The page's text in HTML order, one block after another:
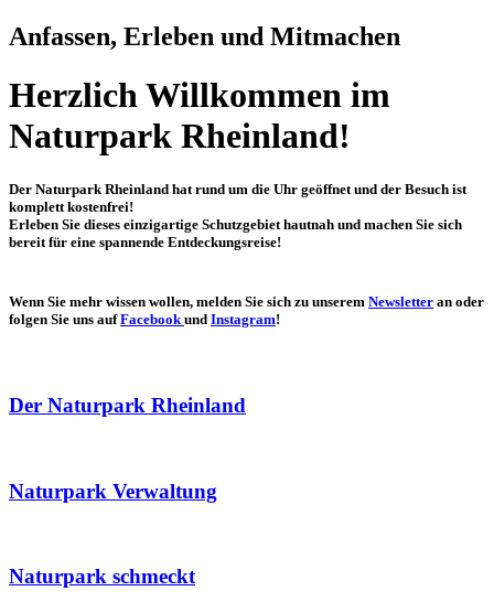
Anfassen, Erleben und Mitmachen
Herzlich Willkommen im
Naturpark Rheinland!
Der Naturpark Rheinland hat rund um die Uhr geöffnet und der Besuch ist
komplett kostenfrei!
Erleben Sie dieses einzigartige Schutzgebiet hautnah und machen Sie sich
bereit für eine spannende Entdeckungsreise!
Wenn Sie mehr wissen wollen, melden Sie sich zu unserem Newsletter an oder
folgen Sie uns aufFacebookund Instagram!
Der Naturpark Rheinland
Naturpark Verwaltung
Naturpark schmeckt